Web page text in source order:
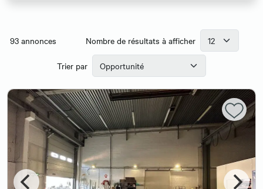
93annonces Nombre de résultats à afficher
Trier par